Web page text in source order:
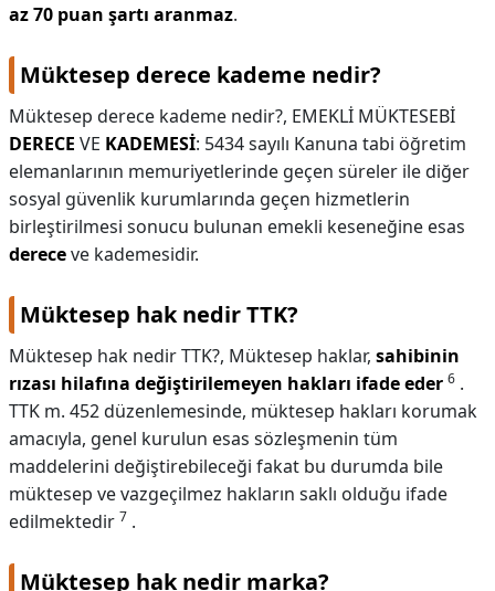
az 70 puan şartı aranmaz.
Müktesep derece kademe nedir?
Müktesep derece kademe nedir?, EMEKLİ MÜKTESEBİ
DERECE VE KADEMESİ: 5434 sayılı Kanuna tabi öğretim
elemanlarının memuriyetlerinde geçen süreler ile diğer
sosyal güvenlik kurumlarında geçen hizmetlerin
birleştirilmesi sonucu bulunan emekli keseneğine esas
dereceve kademesidir.
Müktesep hak nedir TTK?
Müktesep hak nedir TTK?, Müktesep haklar, sahibinin
rızası hilafına değiştirilemeyen hakları ifade eder 6 .
TTK m. 452 düzenlemesinde, müktesep hakları korumak
amacıyla, genel kurulun esas sözleşmenin tüm
maddelerini değiştirebileceği fakat bu durumda bile
müktesep ve vazgeçilmez hakların saklı olduğu ifade
edilmektedir 7 .
Müktesep hak nedir marka?